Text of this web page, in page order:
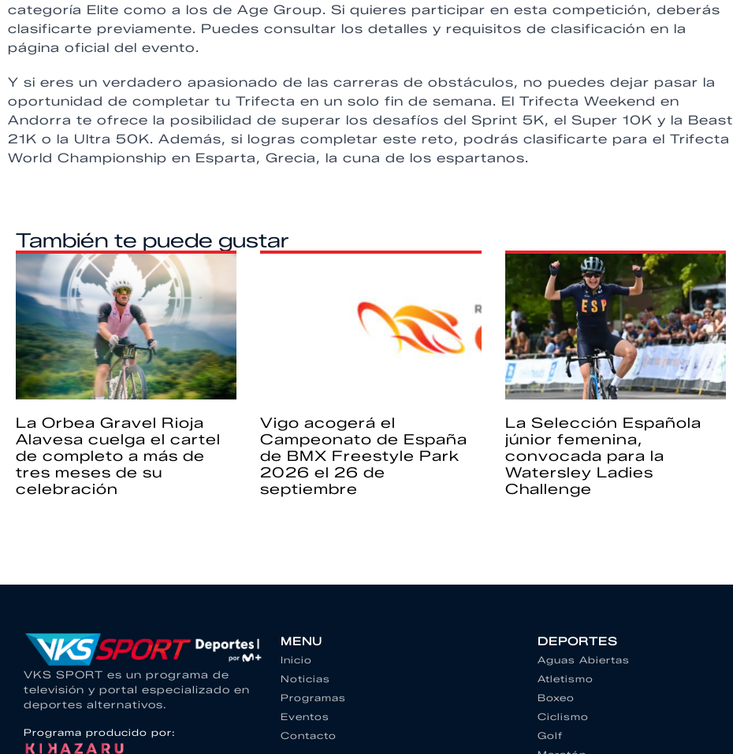
categoría Elite como a los de Age Group. Si quieres participar en esta competición, deberás
clasificarte previamente. Puedes consultar los detalles y requisitos de clasificación en la
página oficial del evento.
Y si eres un verdadero apasionado de las carreras de obstáculos, no puedes dejar pasar la
oportunidad de completar tu Trifecta en un solo fin de semana. El Trifecta Weekend en
Andorra te ofrece la posibilidad de superar los desafíos del Sprint 5K, el Super 10K y la Beast
21K o la Ultra 50K. Además, si logras completar este reto, podrás clasificarte para el Trifecta
World Championship en Esparta, Grecia, la cuna de los espartanos.
También te puede gustar
La Orbea Gravel Rioja
Alavesa cuelga el cartel
de completo a más de
tres meses de su
celebración
Vigo acogerá el
Campeonato de España
de BMX Freestyle Park
2026 el 26 de
septiembre
La Selección Española
júnior femenina,
convocada para la
Watersley Ladies
Challenge
VKS SPORT es un programa de
televisión y portal especializado en
deportes alternativos.
Programa producido por:
MENU
Inicio
Noticias
Programas
Eventos
Contacto
DEPORTES
Aguas Abiertas
Atletismo
Boxeo
Ciclismo
Golf